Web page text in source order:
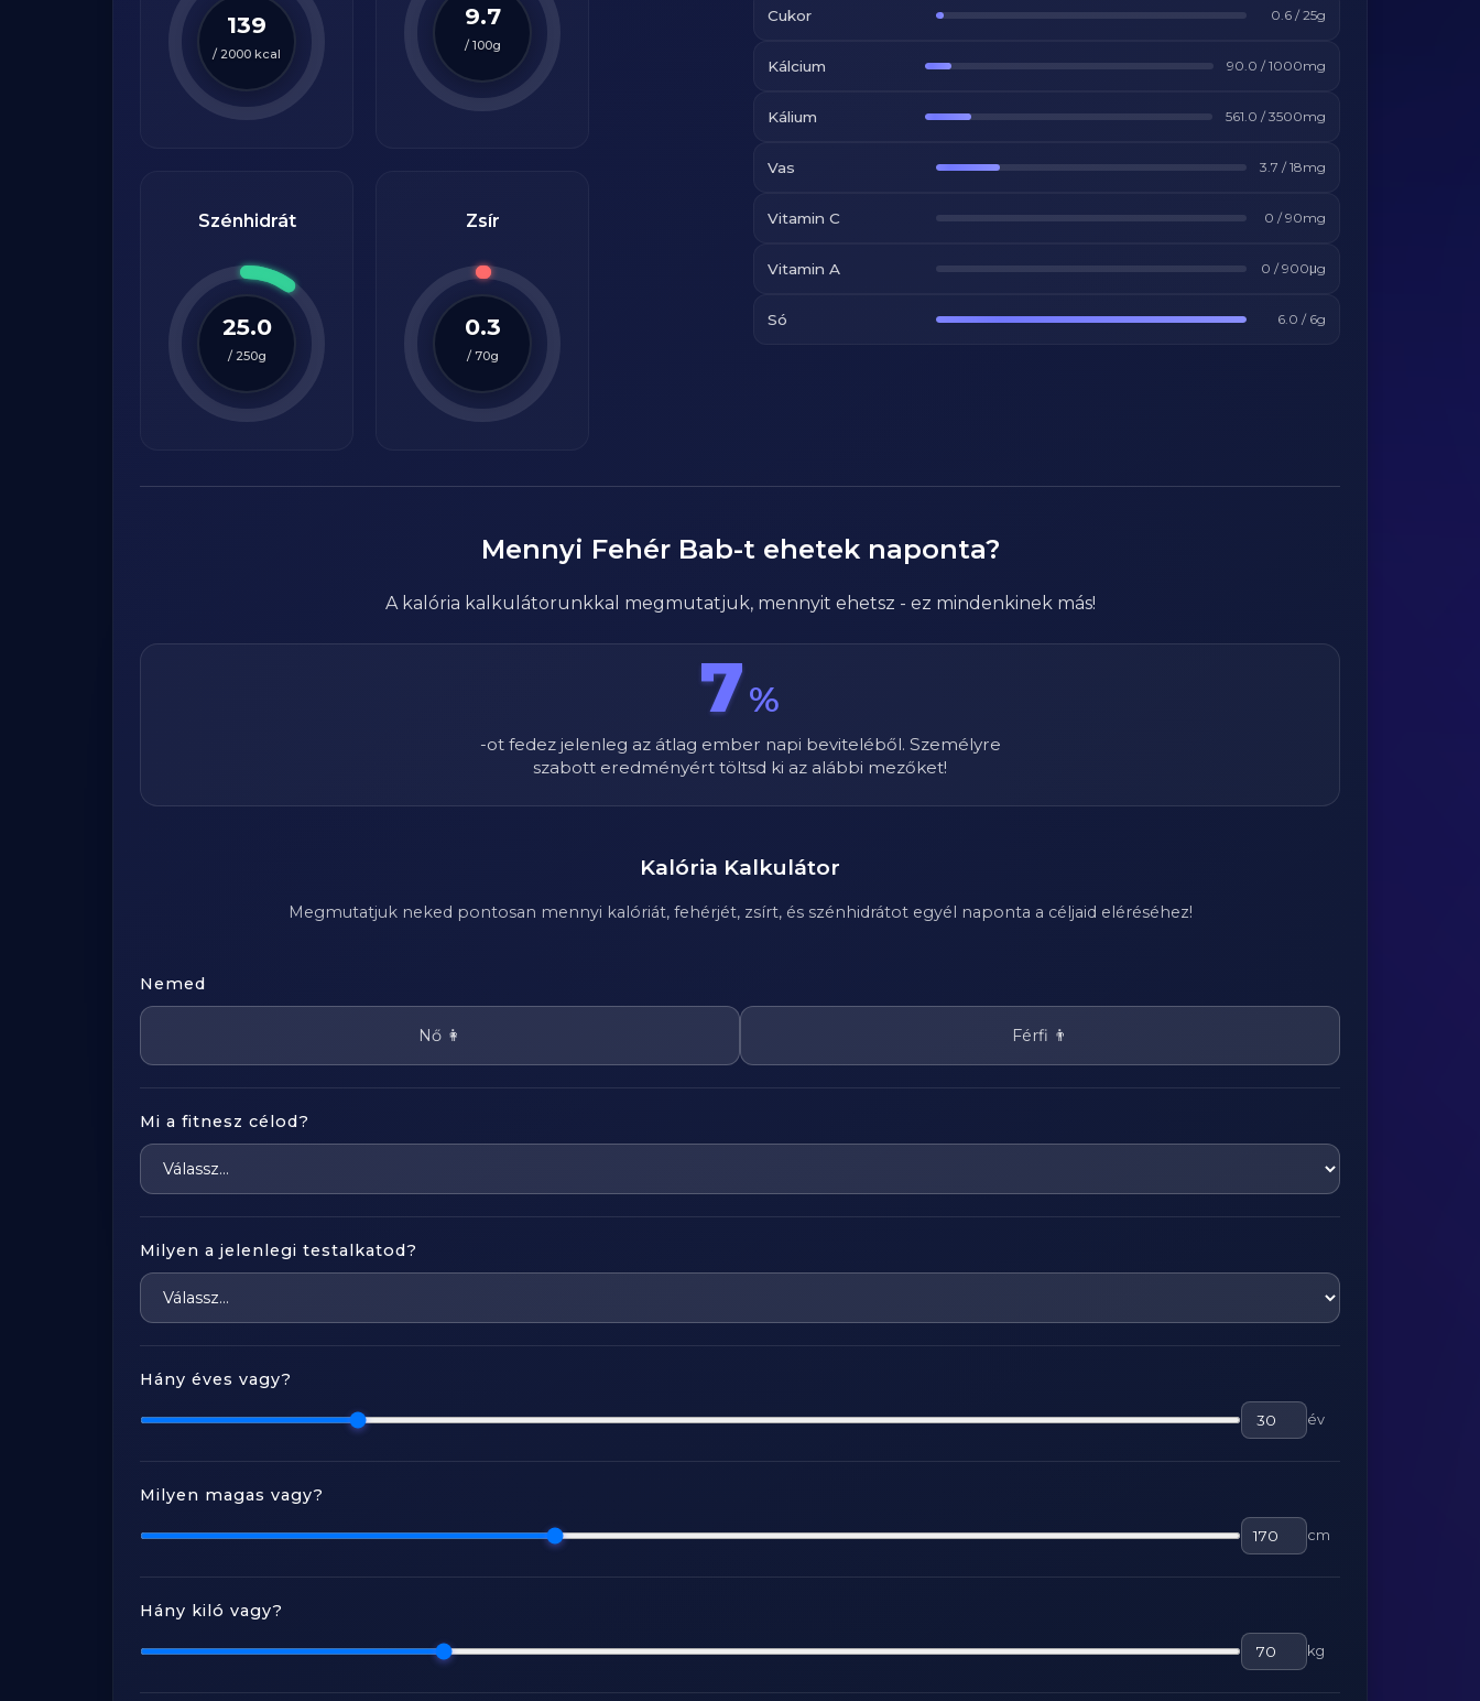
139
/ 2000 kcal
9.7
/100g
Szénhidrát
25.0
/ 250g
Zsír
0.3
/70g
Cukor 0.6 /25g
Kálcium 90.0 /1000mg
Kálium 561.0 /3500mg
Vas 3.7 /18mg
Vitamin C 0 /90mg
Vitamin A 0 /900μg
Só 6.0 / 6g
Mennyi Fehér Bab-t ehetek naponta?
A kalória kalkulátorunkkal megmutatjuk, mennyit ehetsz - ez mindenkinek más!
7%
-ot fedez jelenleg az átlag ember napi beviteléből. Személyre
szabott eredményért töltsd ki az alábbi mezőket!
Kalória Kalkulátor
Megmutatjuk neked pontosan mennyi kalóriát, fehérjét, zsírt, és szénhidrátot egyél naponta a céljaid eléréséhez!
Nemed
Nő 👩 Férfi 👨
Mi a fitnesz célod?
Milyen a jelenlegi testalkatod?
Hány éves vagy?
év
Milyen magas vagy?
cm
Hány kiló vagy?
kg